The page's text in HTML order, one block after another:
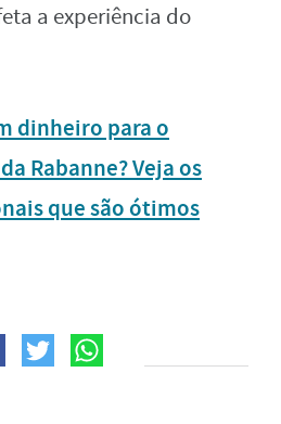
a experiência do
dinheiro para o
Rabanne? Veja os
que são ótimos